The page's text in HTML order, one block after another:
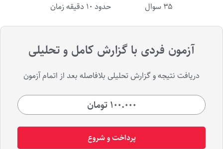
۳۵ سوال حدود ۱۰ دقیقه زمان
آزمون فردی با گزارش کامل و تحلیلی
دریافت نتیجه‌ و گزارش تحلیلی بلافاصله بعد از اتمام آزمون
۱۰۰.۰۰۰ تومان
پرداخت و شروع